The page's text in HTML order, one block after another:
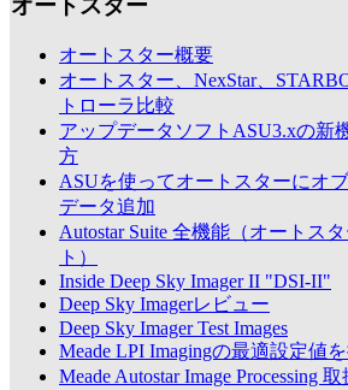
オートスター概要
オートスター、NexStar、
トローラ比較
アップデータソフトASU3.xの新
方
ASUを使ってオートスターにオ
データ追加
Autostar Suite 全機能（オートス
ト）
Inside Deep Sky Imager II "DSI-II"
Deep Sky Imagerレビュー
Deep Sky Imager Test Images
Meade LPI Imagingの最適設定値
Meade Autostar Image Processing